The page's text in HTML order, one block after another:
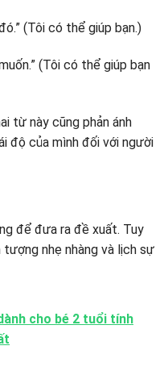
(Tôi có thể giúp bạn.)
(Tôi có thể giúp bạn
từ này cũng phản ánh
độ của mình đối với người
để đưa ra đề xuất. Tuy
nhẹ nhàng và lịch sự
cho bé 2 tuổi tính